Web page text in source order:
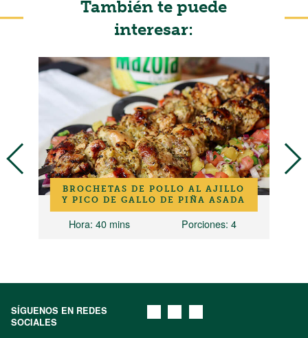
También te puede
interesar:
BROCHETAS DE POLLO AL AJILLO
Y PICO DE GALLO DE PIÑA ASADA
Hora: 40 mins Porciones: 4
SÍGUENOS EN REDES
SOCIALES